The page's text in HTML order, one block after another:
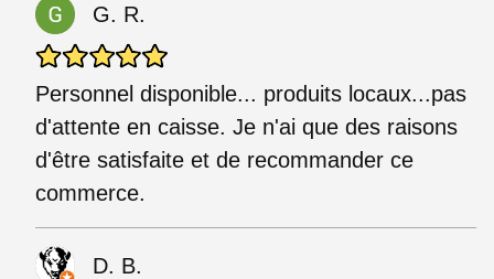
G. R.
Personnel disponible... produits locaux...pas
d'attente en caisse. Je n'ai que des raisons
d'être satisfaite et de recommander ce
commerce.
D. B.